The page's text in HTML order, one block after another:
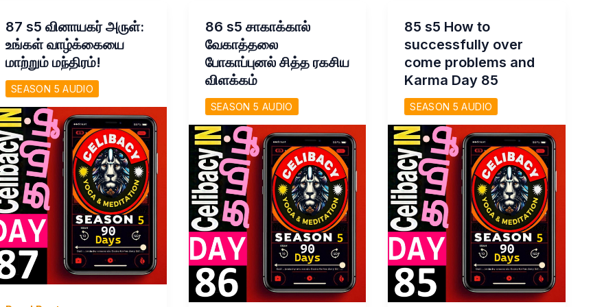
நாங்கள்
உங்களுக்கு
சொல்கிறோம்!
உங்களை
எவ்வாறு
மாற்றும்?
மந்திரம்!
87 s5 வினாயகர் அருள்:
உங்கள் வாழ்க்கையை
மாற்றும் மந்திரம்!
SEASON 5 AUDIO
86 s5 சாகாக்கால்
வேகாத்தலை
போகாப்புனல் சித்த ரகசிய
விளக்கம்
SEASON 5 AUDIO
85 s5 How to
successfully over
come problems and
Karma Day 85
SEASON 5 AUDIO